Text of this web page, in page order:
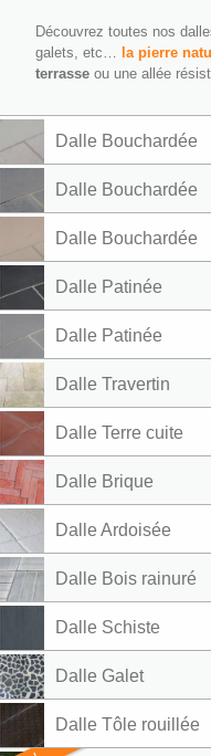
Découvrez toutes nos
galets, etc… la pierre
terrasse ou une allée
Dalle Bouchardée
Dalle Bouchardée
Dalle Bouchardée
Dalle Patinée
Dalle Patinée
Dalle Travertin
Dalle Terre cuite
Dalle Brique
Dalle Ardoisée
Dalle Bois rainuré
Dalle Schiste
Dalle Galet
Dalle Tôle rouillée